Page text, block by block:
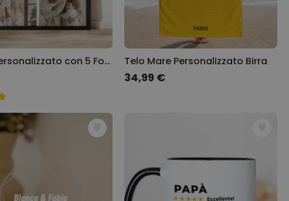
Poster Personalizzato con 5 Foto e Testo Telo Mare Personalizzato Birra
34,99 €